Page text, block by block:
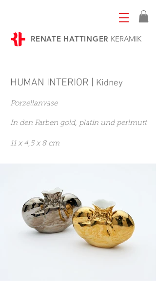
RENATE HATTINGER KERAMIK
HUMAN INTERIOR | Kidney
Porzellanvase
In den Farben gold, platin und perlmutt
11 x 4,5 x 8 cm